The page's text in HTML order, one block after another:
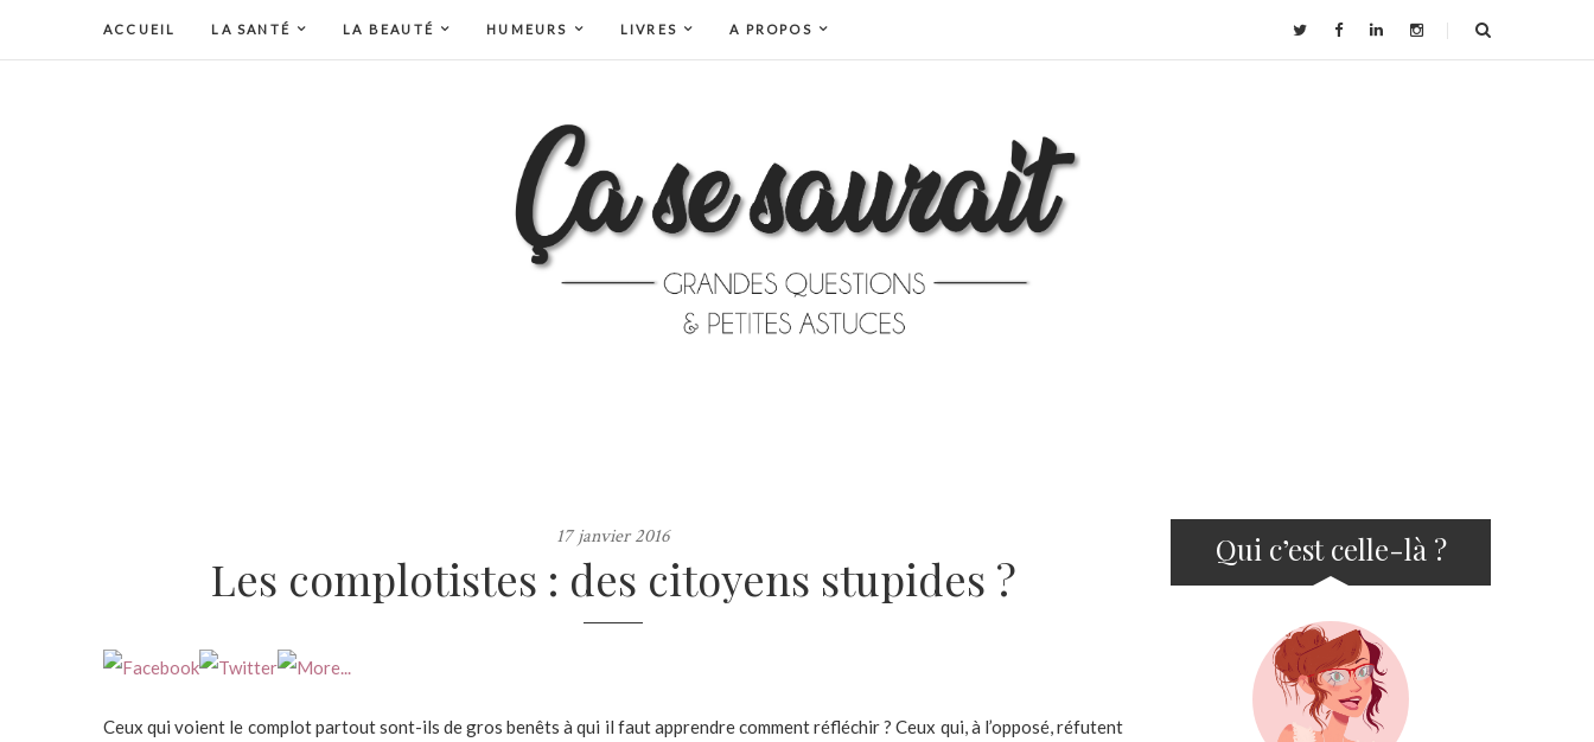
ACCUEIL LA SANTÉ LA BEAUTÉ HUMEURS LIVRES A PROPOS
17 janvier 2016
Les complotistes : des citoyens stupides ?
Ceux qui voient le complot partout sont-ils de gros benêts à qui il faut apprendre comment réfléchir ? Ceux qui, à l’opposé, réfutent
Qui c’est celle-là ?